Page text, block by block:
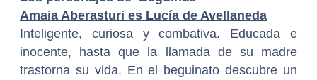
Amaia Aberasturi es Lucía de Avellaneda
Inteligente, curiosa y combativa. Educada e
inocente, hasta que la llamada de su madre
trastorna su vida. En el beguinato descubre un